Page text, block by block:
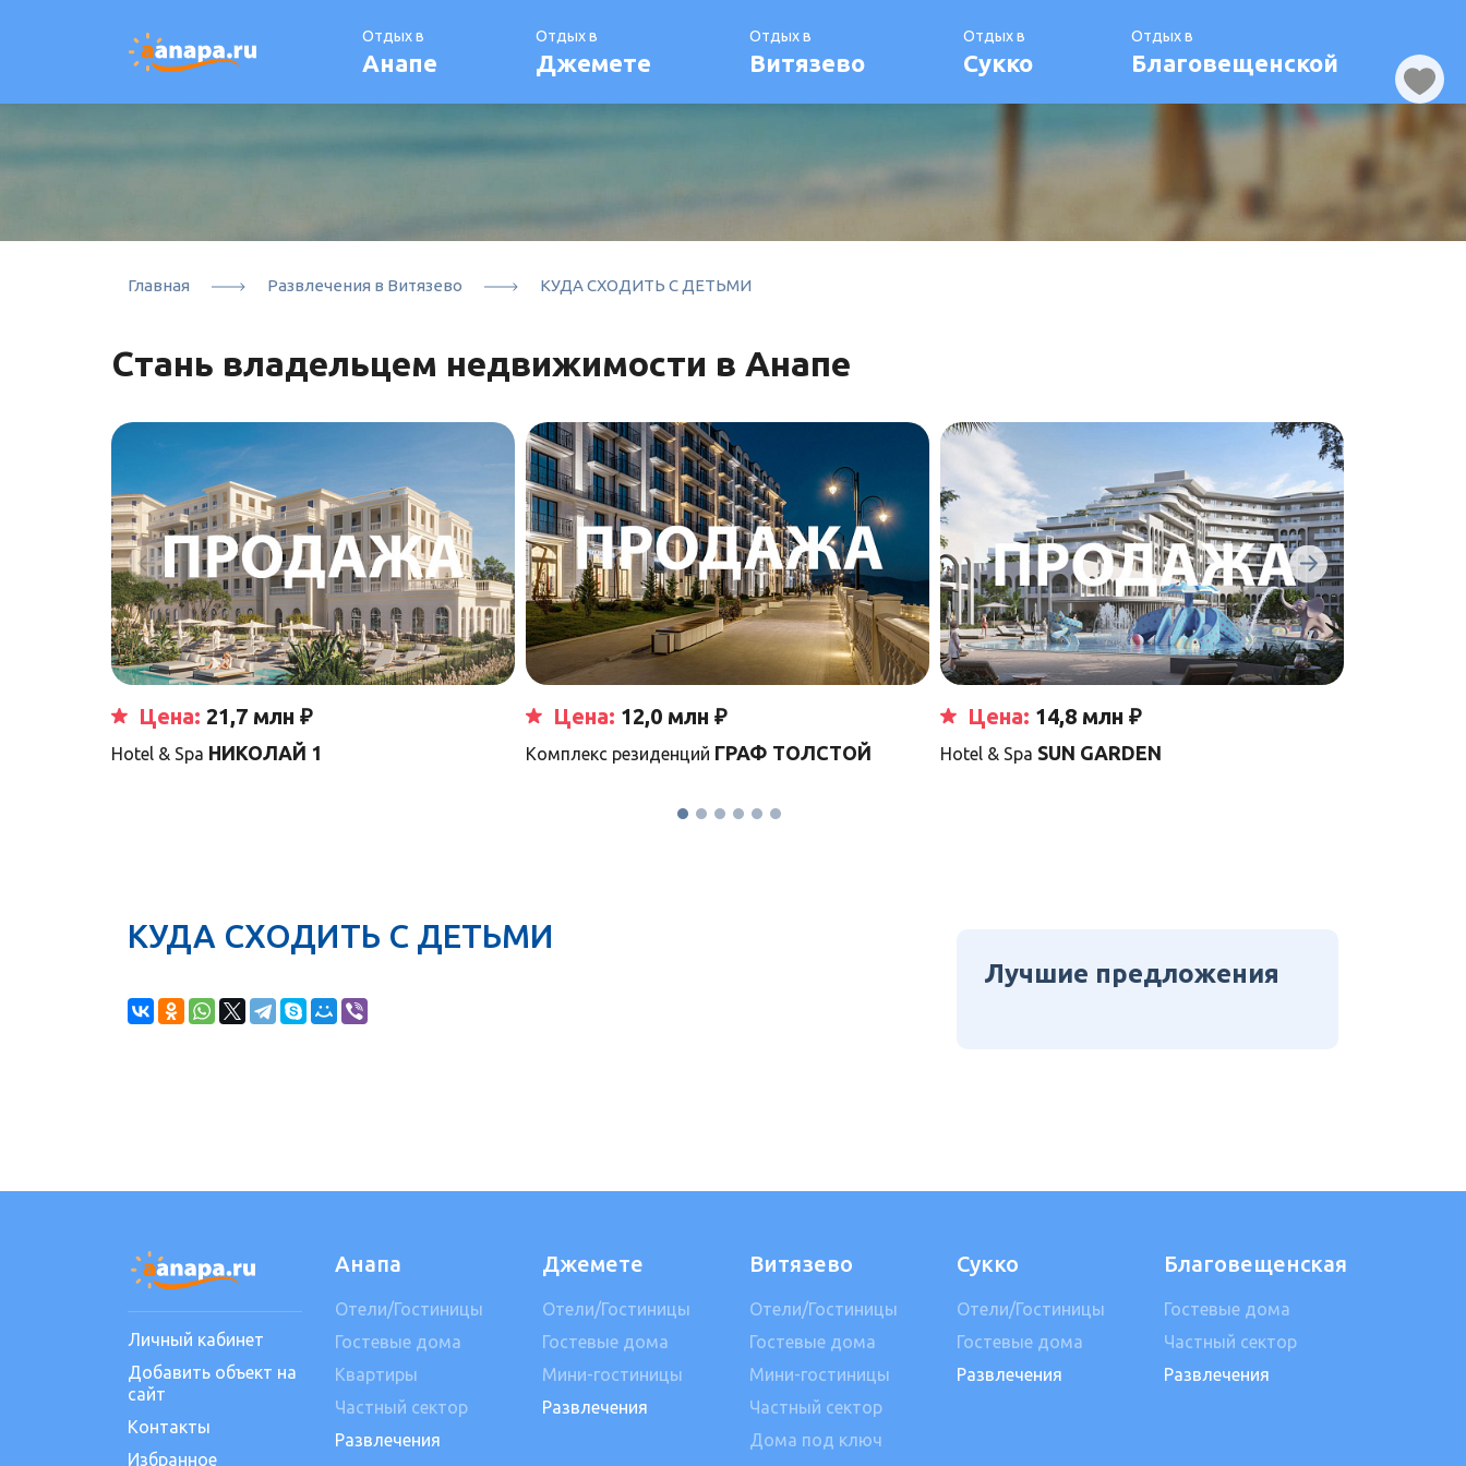
Отдых в
Анапе
Отдых в
Джемете
Отдых в
Витязево
Отдых в
Сукко
Отдых в
Благовещенской
Главная Развлечения в Витязево КУДА СХОДИТЬ С ДЕТЬМИ
Стань владельцем недвижимости в Анапе
Цена: 21,7 млн ₽
Hotel & Spa НИКОЛАЙ 1
Цена: 12,0 млн ₽
Комплекс резиденций ГРАФ ТОЛСТОЙ
Цена: 14,8 млн ₽
Hotel & Spa SUN GARDEN
КУДА СХОДИТЬ С ДЕТЬМИ
Лучшие предложения
Личный кабинет
Добавить объект на
сайт
Контакты
Избранное
Анапа
Отели/Гостиницы
Гостевые дома
Квартиры
Частный сектор
Развлечения
Джемете
Отели/Гостиницы
Гостевые дома
Мини-гостиницы
Развлечения
Витязево
Отели/Гостиницы
Гостевые дома
Мини-гостиницы
Частный сектор
Дома под ключ
Сукко
Отели/Гостиницы
Гостевые дома
Развлечения
Благовещенская
Гостевые дома
Частный сектор
Развлечения